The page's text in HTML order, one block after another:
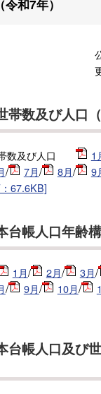
和7年）
帯数及び人口（
数及び人口 1
/ 7月/ 8月/ 9
67.6KB]
台帳人口年齢
1月/ 2月/ 3月/
/ 9月/ 10月/
台帳人口及び